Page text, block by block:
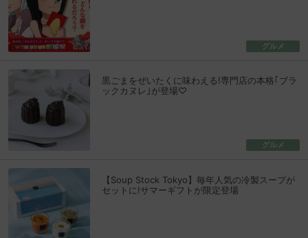
グルメ
黒ごまをぜいたくに味わえる!専門店の本格｢ブラ
ックカヌレ｣が登場♡
グルメ
【Soup Stock Tokyo】毎年人気の冷製スープが
セットに!サマーギフトが限定登場